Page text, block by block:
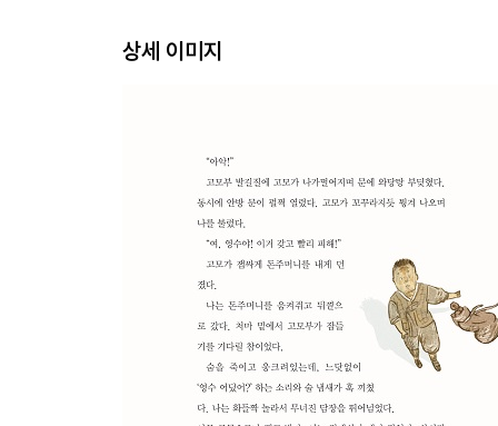
상세 이미지